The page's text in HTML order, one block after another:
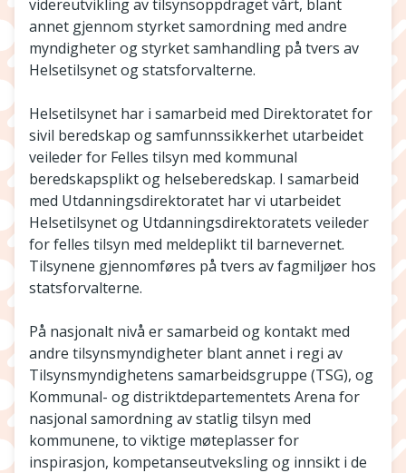
videreutvikling av tilsynsoppdraget vårt, blant
annet gjennom styrket samordning med andre
myndigheter og styrket samhandling på tvers av
Helsetilsynet og statsforvalterne.
Helsetilsynet har i samarbeid med Direktoratet for
sivil beredskap og samfunnssikkerhet utarbeidet
veileder for Felles tilsyn med kommunal
beredskapsplikt og helseberedskap. I samarbeid
med Utdanningsdirektoratet har vi utarbeidet
Helsetilsynet og Utdanningsdirektoratets veileder
for felles tilsyn med meldeplikt til barnevernet.
Tilsynene gjennomføres på tvers av fagmiljøer hos
statsforvalterne.
På nasjonalt nivå er samarbeid og kontakt med
andre tilsynsmyndigheter blant annet i regi av
Tilsynsmyndighetens samarbeidsgruppe (TSG), og
Kommunal- og distriktdepartementets Arena for
nasjonal samordning av statlig tilsyn med
kommunene, to viktige møteplasser for
inspirasjon, kompetanseutveksling og innsikt i de